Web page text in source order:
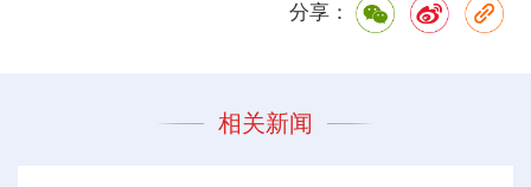
分享：
相关新闻